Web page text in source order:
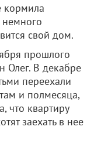
кормила
свой дом.
прошлого
Олег. В декабре
переехали
и полмесяца,
что квартиру
заехать в нее